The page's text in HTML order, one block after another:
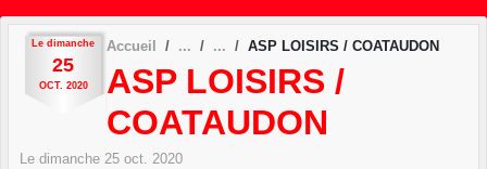
Le dimanche
25
OCT. 2020
Accueil ASP LOISIRS / COATAUDON
ASP LOISIRS /
COATAUDON
Le dimanche 25 oct. 2020